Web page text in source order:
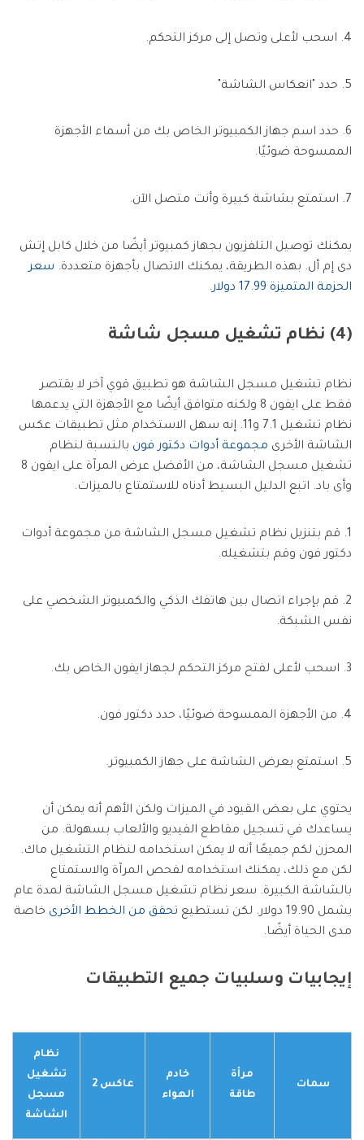
4. اسحب لأعلى وتصل إلى مركز التحكم.
5. حدد "انعكاس الشاشة"
6. حدد اسم جهاز الكمبيوتر الخاص بك من أسماء الأجهزة
الممسوحة ضوئيًا.
7. استمتع بشاشة كبيرة وأنت متصل الآن.
يمكنك توصيل التلفزيون بجهاز كمبيوتر أيضًا من خلال كابل إتش
دى إم أل. بهذه الطريقة، يمكنك الاتصال بأجهزة متعددة. سعر
الحزمة المتميزة 17.99 دولار
.
(4) نظام تشغيل مسجل شاشة
نظام تشغيل مسجل الشاشة هو تطبيق قوي آخر لا يقتصر
فقط على ايفون 8 ولكنه متوافق أيضًا مع الأجهزة التي يدعمها
نظام تشغيل 7.1 و11. إنه سهل الاستخدام مثل تطبيقات عكس
الشاشة الأخرى مجموعة أدوات دكتور فون بالنسبة لنظام
تشغيل مسجل الشاشة، من الأفضل عرض المرآة على ايفون 8
وأى باد. اتبع الدليل البسيط أدناه للاستمتاع بالميزات.
1. قم بتنزيل نظام تشغيل مسجل الشاشة من مجموعة أدوات
دكتور فون وقم بتشغيله.
2. قم بإجراء اتصال بين هاتفك الذكي والكمبيوتر الشخصي على
نفس الشبكة.
3. اسحب لأعلى لفتح مركز التحكم لجهاز ايفون الخاص بك.
4. من الأجهزة الممسوحة ضوئيًا، حدد دكتور فون.
5. استمتع بعرض الشاشة على جهاز الكمبيوتر.
يحتوي على بعض القيود في الميزات ولكن الأهم أنه يمكن أن
يساعدك في تسجيل مقاطع الفيديو والألعاب بسهولة. من
المحزن لكم جميعًا أنه لا يمكن استخدامه لنظام التشغيل ماك.
لكن مع ذلك، يمكنك استخدامه لفحص المرآة والاستمتاع
بالشاشة الكبيرة. سعر نظام تشغيل مسجل الشاشة لمدة عام
يشمل 19.90 دولار. لكن تستطيع
تحقق من الخطط الأخرى خاصة
مدى الحياة أيضًا.
إيجابيات وسلبيات جميع التطبيقات
سمات
مرأة
طاقة
خادم
الهواء
عاكس 2
نظام
تشغيل
مسجل
الشاشة